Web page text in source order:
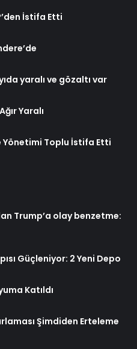
İstifa Etti
yaralı ve gözaltı var
Yaralı
Yönetimi Toplu İstifa Etti
Trump’a olay benzetme:
Güçleniyor: 2 Yeni Depo
Katıldı
Şimdiden Erteleme